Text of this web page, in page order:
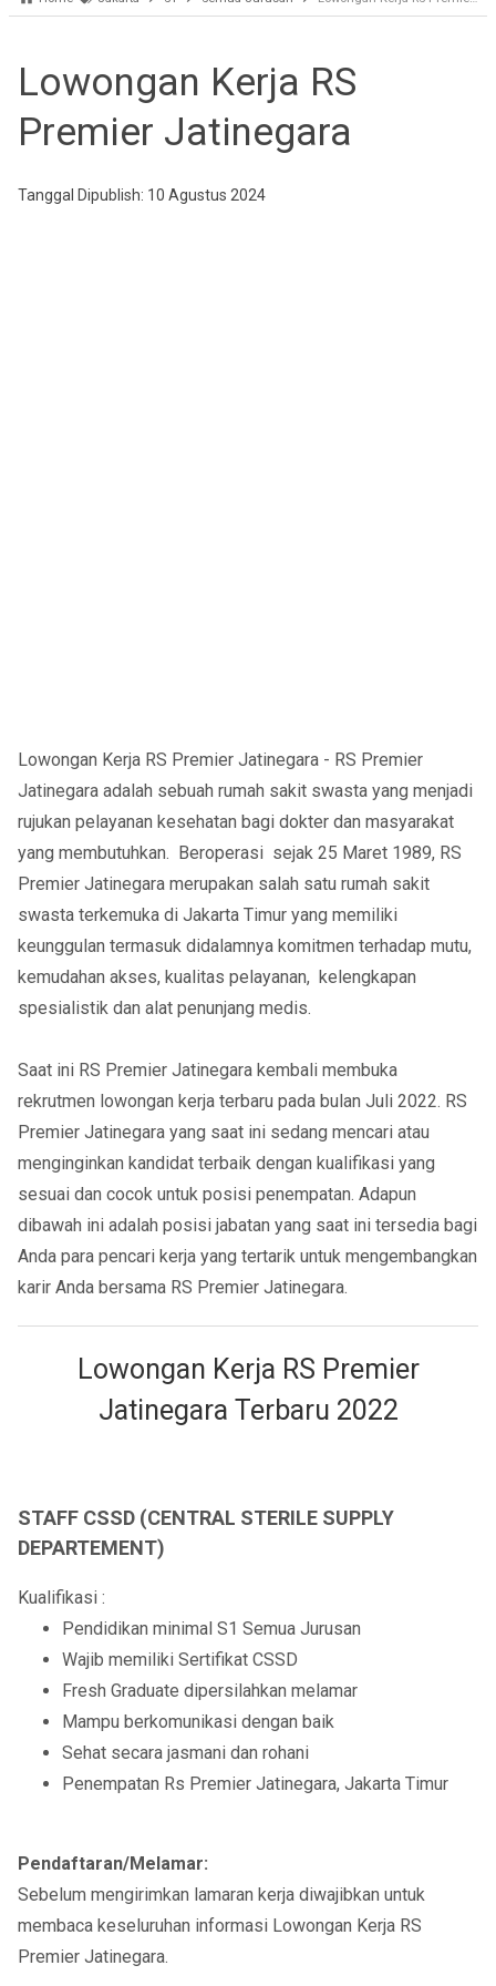
Lowongan Kerja RS
Premier Jatinegara
Tanggal Dipublish: 10 Agustus 2024
Lowongan Kerja RS Premier Jatinegara - RS Premier
Jatinegara adalah sebuah rumah sakit swasta yang menjadi
rujukan pelayanan kesehatan bagi dokter dan masyarakat
yang membutuhkan. Beroperasi sejak 25 Maret 1989, RS
Premier Jatinegara merupakan salah satu rumah sakit
swasta terkemuka di Jakarta Timur yang memiliki
keunggulan termasuk didalamnya komitmen terhadap mutu,
kemudahan akses, kualitas pelayanan, kelengkapan
spesialistik dan alat penunjang medis.
Saat ini RS Premier Jatinegara kembali membuka
rekrutmen lowongan kerja terbaru pada bulan Juli 2022. RS
Premier Jatinegara yang saat ini sedang mencari atau
menginginkan kandidat terbaik dengan kualifikasi yang
sesuai dan cocok untuk posisi penempatan. Adapun
dibawah ini adalah posisi jabatan yang saat ini tersedia bagi
Anda para pencari kerja yang tertarik untuk mengembangkan
karir Anda bersama RS Premier Jatinegara.
Lowongan Kerja RS Premier
Jatinegara Terbaru 2022
STAFF CSSD (CENTRAL STERILE SUPPLY
DEPARTEMENT)
Kualifikasi :
Pendidikan minimal S1 Semua Jurusan
Wajib memiliki Sertifikat CSSD
Fresh Graduate dipersilahkan melamar
Mampu berkomunikasi dengan baik
Sehat secara jasmani dan rohani
Penempatan Rs Premier Jatinegara, Jakarta Timur
Pendaftaran/Melamar:
Sebelum mengirimkan lamaran kerja diwajibkan untuk
membaca keseluruhan informasi Lowongan Kerja RS
Premier Jatinegara.